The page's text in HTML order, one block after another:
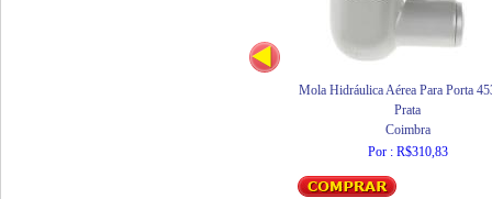
Mola Hidráulica Aérea Para Porta
Prata
Coimbra
Por : R$310,83